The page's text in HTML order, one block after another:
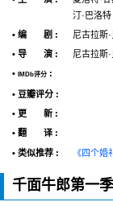
汀·巴洛
• 编 剧 :
尼古拉斯
• 导 演 :
尼古拉斯
•
IMDb评分 :
• 豆瓣评分 :
• 更 新 :
• 翻 译 :
• 类似推荐 : 《四个婚
千面牛郎第一